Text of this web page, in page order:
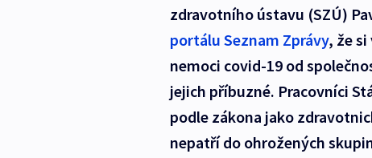
zdravotního ústavu (SZÚ)
portálu Seznam Zprávy, že
nemoci covid-19 od
jejich příbuzné. Pracovníci
podle zákona jako
nepatří do ohrožených